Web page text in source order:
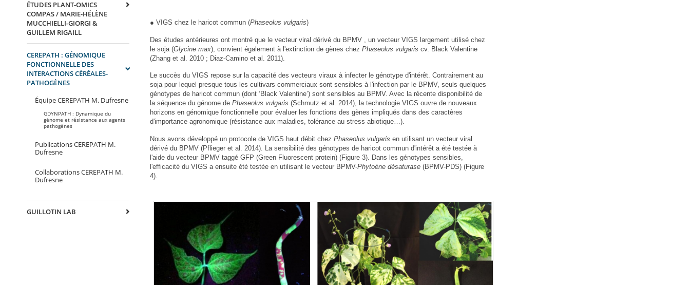
● VIGS chez le haricot commun (Phaseolus vulgaris)
Des études antérieures ont montré que le vecteur viral dérivé du BPMV , un vecteur VIGS largement utilisé chez
le soja (Glycine max), convient également à l'extinction de gènes chez Phaseolus vulgaris cv. Black Valentine
(Zhang et al. 2010 ; Diaz-Camino et al. 2011).
Le succès du VIGS repose sur la capacité des vecteurs viraux à infecter le génotype d'intérêt. Contrairement au
soja pour lequel presque tous les cultivars commerciaux sont sensibles à l'infection par le BPMV, seuls quelques
génotypes de haricot commun (dont ‘Black Valentine’) sont sensibles au BPMV. Avec la récente disponibilité de
la séquence du génome de Phaseolus vulgaris (Schmutz et al. 2014), la technologie VIGS ouvre de nouveaux
horizons en génomique fonctionnelle pour évaluer les fonctions des gènes impliqués dans des caractères
d'importance agronomique (résistance aux maladies, tolérance au stress abiotique…).
Nous avons développé un protocole de VIGS haut débit chez Phaseolus vulgaris en utilisant un vecteur viral
dérivé du BPMV (Pflieger et al. 2014). La sensibilité des génotypes de haricot commun d'intérêt a été testée à
l'aide du vecteur BPMV taggé GFP (Green Fluorescent protein) (Figure 3). Dans les génotypes sensibles,
l'efficacité du VIGS a ensuite été testée en utilisant le vecteur BPMV-Phytoène désaturase(BPMV-PDS) (Figure
4).
ÉTUDES PLANT-OMICS
COMPAS / MARIE-HÉLÈNE
MUCCHIELLI-GIORGI &
GUILLEM RIGAILL
CEREPATH : GÉNOMIQUE
FONCTIONNELLE DES
INTERACTIONS CÉRÉALES-
PATHOGÈNES
Équipe CEREPATH M. Dufresne
GDYNPATH : Dynamique du
génome et résistance aux agents
pathogènes
Publications CEREPATH M.
Dufresne
Collaborations CEREPATH M.
Dufresne
GUILLOTIN LAB